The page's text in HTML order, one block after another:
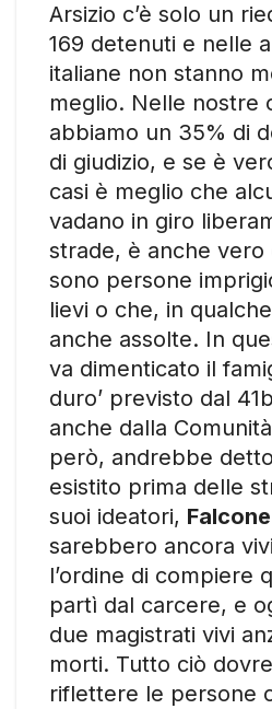
Arsizio c’è solo un
169 detenuti e nelle
italiane non stanno
meglio. Nelle nostre
abbiamo un 35% di
di giudizio, e se è
casi è meglio che
vadano in giro
strade, è anche
sono persone
lievi o che, in
anche assolte. In
va dimenticato il
duro’ previsto dal
anche dalla
però, andrebbe
esistito prima delle
suoi ideatori, Falcone
sarebbero ancora
l’ordine di compiere
partì dal carcere, e
due magistrati vivi
morti. Tutto ciò
riflettere le persone